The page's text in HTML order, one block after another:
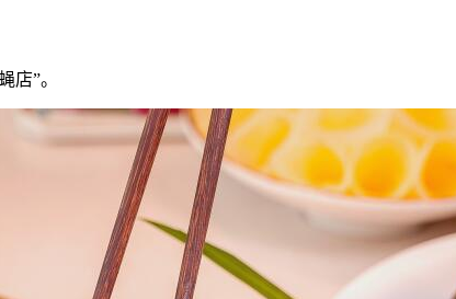
店”。